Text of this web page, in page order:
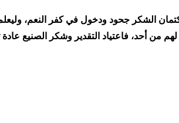
الشكر جحود ودخول في كفر النعم،
من أحد، فاعتياد التقدير وشكر الصنيع